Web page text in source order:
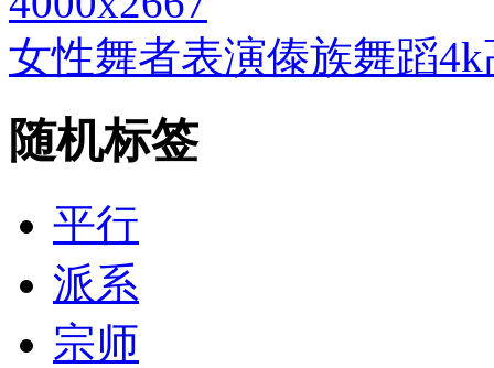
女性舞者表演傣族舞蹈
随机标签
平行
派系
宗师